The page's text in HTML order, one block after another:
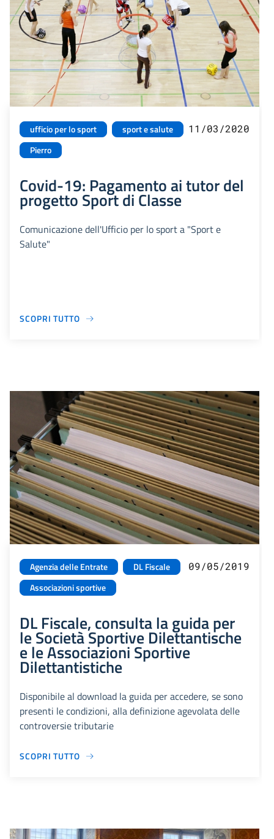
ufficio per lo sport
sport e salute
Pierro
11/03/2020
Covid-19: Pagamento ai tutor del
progetto Sport di Classe
Comunicazione dell'Ufficio per lo sport a "Sport e
Salute"
SCOPRI TUTTO
Agenzia delle Entrate
DL Fiscale
Associazioni sportive
09/05/2019
DL Fiscale, consulta la guida per
le Società Sportive Dilettantische
e le Associazioni Sportive
Dilettantistiche
Disponibile al download la guida per accedere, se sono
presenti le condizioni, alla definizione agevolata delle
controversie tributarie
SCOPRI TUTTO